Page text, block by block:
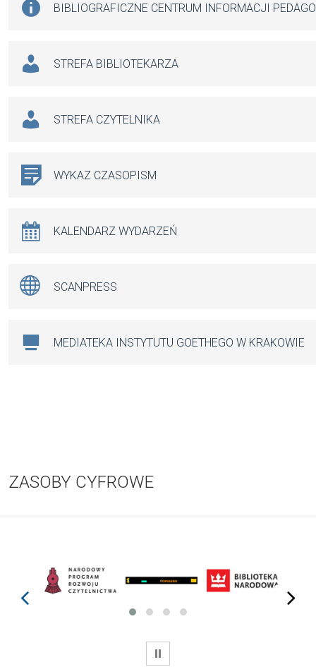
BIBLIOGRAFICZNE CENTRUM INFORMACJI
STREFA BIBLIOTEKARZA
STREFA CZYTELNIKA
WYKAZ CZASOPISM
KALENDARZ WYDARZEŃ
SCANPRESS
MEDIATEKA INSTYTUTU GOETHEGO W KRAKOWIE
ZASOBY CYFROWE
prev next
WSTRZYMAJ